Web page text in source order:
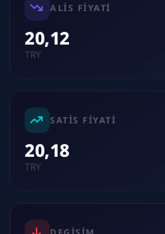
ALIS FIYATI
20,12
TRY
SATIS FIYATI
20,18
TRY